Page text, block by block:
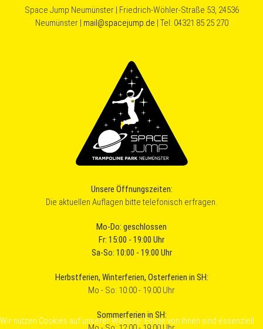
Space Jump Neumünster | Friedrich-Wöhler-Straße 53, 24536
Neumünster | mail@spacejump.de | Tel: 04321 85 25 270
Unsere Öffnungszeiten:
Die aktuellen Auflagen bitte telefonisch erfragen.
Mo-Do: geschlossen
Fr: 15:00 - 19:00 Uhr
Sa-So: 10:00 - 19:00 Uhr
Herbstferien, Winterferien, Osterferien in SH:
Mo - So: 10:00 - 19:00 Uhr
Sommerferien in SH:
Wir nutzen Cookies auf unserer Website. Einige von ihnen sind essenziell